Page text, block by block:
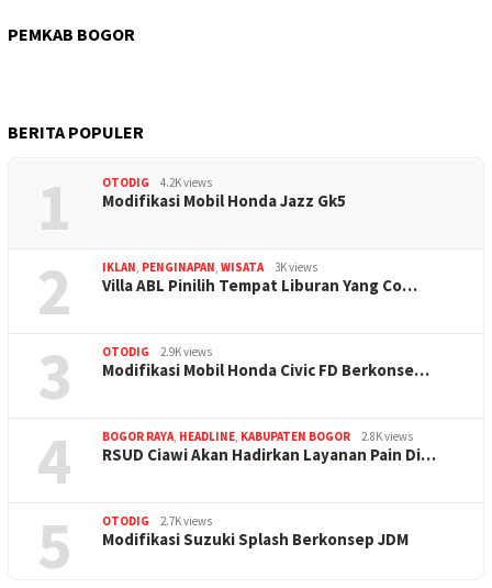
PEMKAB BOGOR
BERITA POPULER
1 OTODIG 4.2K views
Modifikasi Mobil Honda Jazz Gk5
2 IKLAN, PENGINAPAN, WISATA 3K views
Villa ABL Pinilih Tempat Liburan Yang Co…
3 OTODIG 2.9K views
Modifikasi Mobil Honda Civic FD Berkonse…
4 BOGOR RAYA, HEADLINE, KABUPATEN BOGOR 2.8K views
RSUD Ciawi Akan Hadirkan Layanan Pain Di…
5 OTODIG 2.7K views
Modifikasi Suzuki Splash Berkonsep JDM